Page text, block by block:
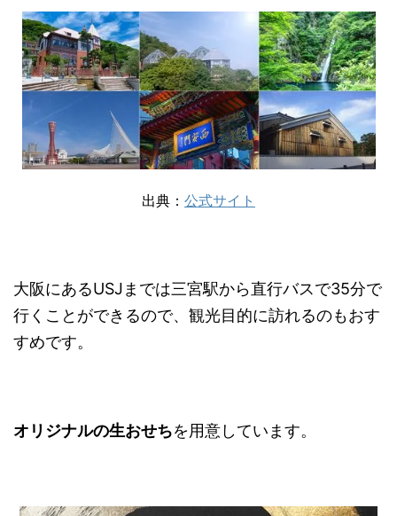
出典： 公式サイト
大阪にあるUSJまでは三宮駅から直行バスで35分で
行くことができるので、観光目的に訪れるのもおす
すめです。
オリジナルの生おせちを用意しています。